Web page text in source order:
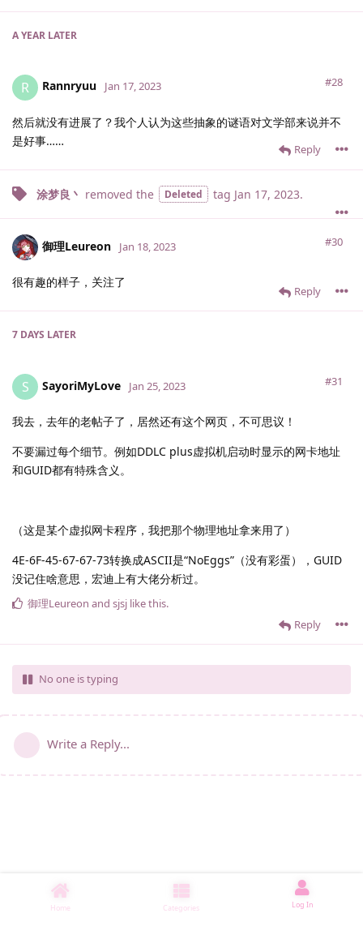
A YEAR LATER
R Rannryuu #28
Jan 17, 2023
然后就没有进展了？我个人认为这些抽象的谜语对文学部来说并不
是好事……
Reply
涂梦良丶 removed the Deleted tag Jan 17, 2023.
御理Leureon #30
Jan 18, 2023
很有趣的样子，关注了
Reply
7 DAYS LATER
S SayoriMyLove #31
Jan 25, 2023
我去，去年的老帖子了，居然还有这个网页，不可思议！
不要漏过每个细节。例如DDLC plus虚拟机启动时显示的网卡地址
和GUID都有特殊含义。
（这是某个虚拟网卡程序，我把那个物理地址拿来用了）
4E-6F-45-67-67-73转换成ASCII是“NoEggs”（没有彩蛋），GUID
没记住啥意思，宏迪上有大佬分析过。
Reply
御理Leureon and sjsj like this.
No one is typing
Write a Reply...
Home Categories Log In